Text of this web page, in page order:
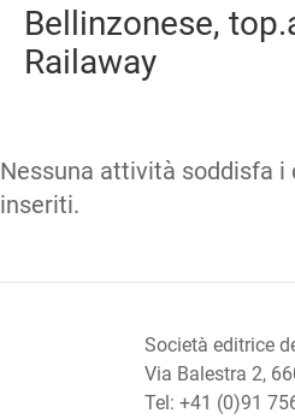
Bellinzonese,
Railaway
Nessuna attività soddisfa i
inseriti.
Società editrice
Via Balestra 2,
Tel: +41 (0)91